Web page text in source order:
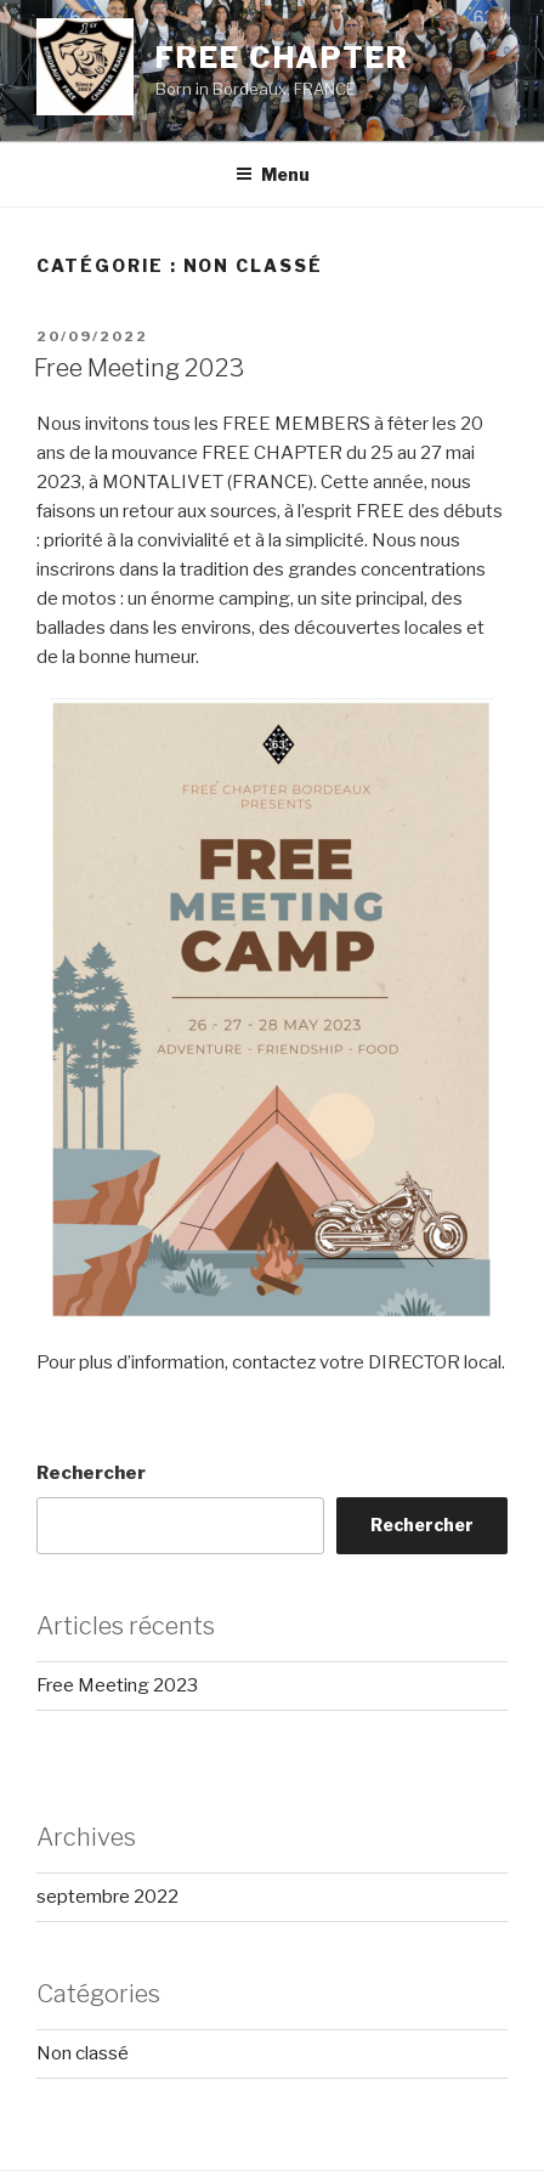
Aller
contenu
principal
FREE CHAPTER
Born in Bordeaux, FRANCE
Menu
CATÉGORIE : NON CLASSÉ
PUBLIÉ
LE
20/09/2022
Free Meeting 2023
Nous invitons tous les FREE MEMBERS à fêter les 20
ans de la mouvance FREE CHAPTER du 25 au 27 mai
2023, à MONTALIVET (FRANCE). Cette année, nous
faisons un retour aux sources, à l’esprit FREE des débuts
: priorité à la convivialité et à la simplicité. Nous nous
inscrirons dans la tradition des grandes concentrations
de motos : un énorme camping, un site principal, des
ballades dans les environs, des découvertes locales et
de la bonne humeur.
Pour plus d’information, contactez votre DIRECTOR local.
Rechercher
Rechercher
Articles récents
Free Meeting 2023
Archives
septembre 2022
Catégories
Non classé